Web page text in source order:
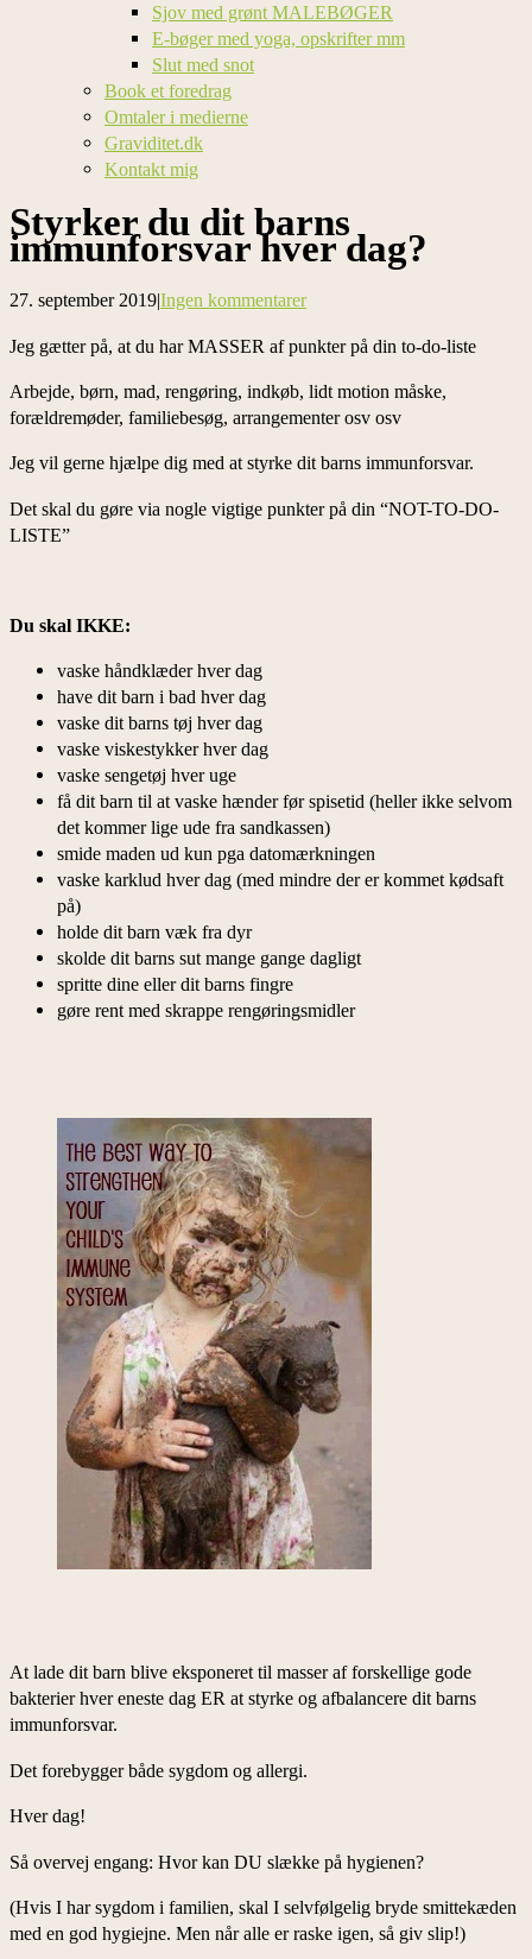
Sjov med grønt MALEBØGER
E-bøger med yoga, opskrifter mm
Slut med snot
Book et foredrag
Omtaler i medierne
Graviditet.dk
Kontakt mig
Styrker du dit barns
immunforsvar hver dag?
27. september 2019|Ingen kommentarer
Jeg gætter på, at du har MASSER af punkter på din to-do-liste
Arbejde, børn, mad, rengøring, indkøb, lidt motion måske,
forældremøder, familiebesøg, arrangementer osv osv
Jeg vil gerne hjælpe dig med at styrke dit barns immunforsvar.
Det skal du gøre via nogle vigtige punkter på din “NOT-TO-DO-
LISTE”
Du skal IKKE:
vaske håndklæder hver dag
have dit barn i bad hver dag
vaske dit barns tøj hver dag
vaske viskestykker hver dag
vaske sengetøj hver uge
få dit barn til at vaske hænder før spisetid (heller ikke selvom
det kommer lige ude fra sandkassen)
smide maden ud kun pga datomærkningen
vaske karklud hver dag (med mindre der er kommet kødsaft
på)
holde dit barn væk fra dyr
skolde dit barns sut mange gange dagligt
spritte dine eller dit barns fingre
gøre rent med skrappe rengøringsmidler
At lade dit barn blive eksponeret til masser af forskellige gode
bakterier hver eneste dag ER at styrke og afbalancere dit barns
immunforsvar.
Det forebygger både sygdom og allergi.
Hver dag!
Så overvej engang: Hvor kan DU slække på hygienen?
(Hvis I har sygdom i familien, skal I selvfølgelig bryde smittekæden
med en god hygiejne. Men når alle er raske igen, så giv slip!)